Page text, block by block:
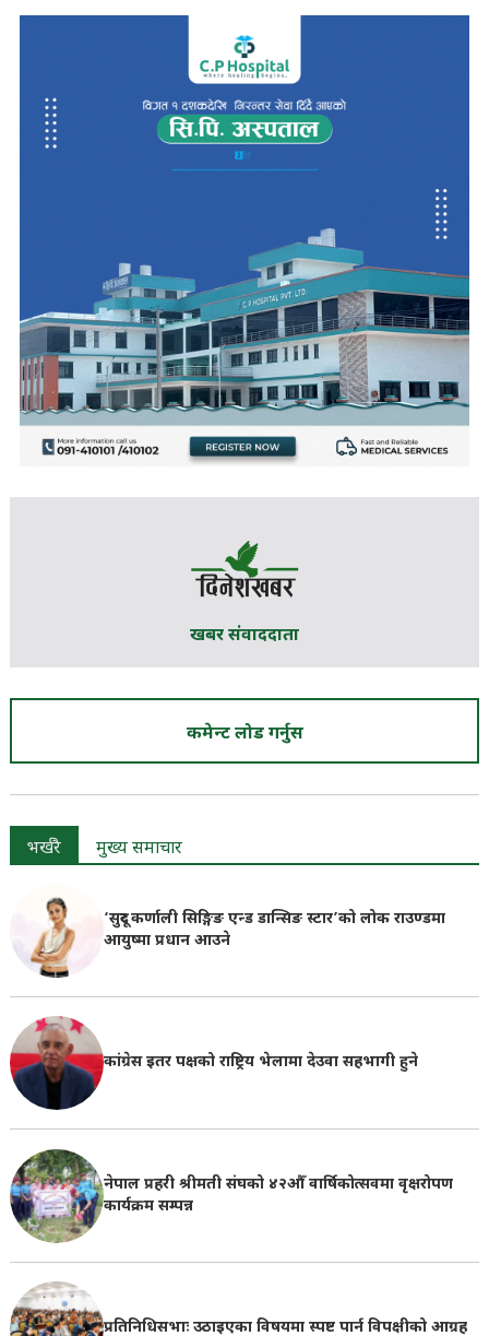
खबर संवाददाता
कमेन्ट लोड गर्नुस
भर्खरै मुख्य समाचार
‘सुदूर कर्णाली सिङ्गिङ एन्ड डान्सिङ स्टार’को लोक राउण्डमा
आयुष्मा प्रधान आउने
कांग्रेस इतर पक्षको राष्ट्रिय भेलामा देउवा सहभागी हुने
नेपाल प्रहरी श्रीमती संघको ४२औँ वार्षिकोत्सवमा वृक्षरोपण
कार्यक्रम सम्पन्न
प्रतिनिधिसभाः उठाइएका विषयमा स्पष्ट पार्न विपक्षीको आग्रह